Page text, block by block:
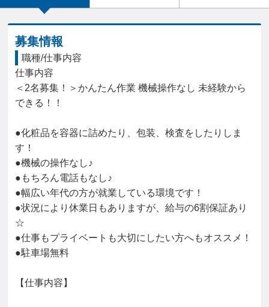
募集情報
職種/仕事内容
仕事内容
＜2名募集！＞かんたん作業 機械操作なし 未経験から
できる！！
●化粧品を容器に詰めたり、包装、検査をしたりしま
す！
●機械の操作なし♪
●もちろん電話もなし♪
●幅広い年代の方が就業している環境です！
●状況により休業日もありますが、給与の6割保証あり
☆
●仕事もプライベートも大切にしたい方へもオススメ！
●駐車場無料
【仕事内容】